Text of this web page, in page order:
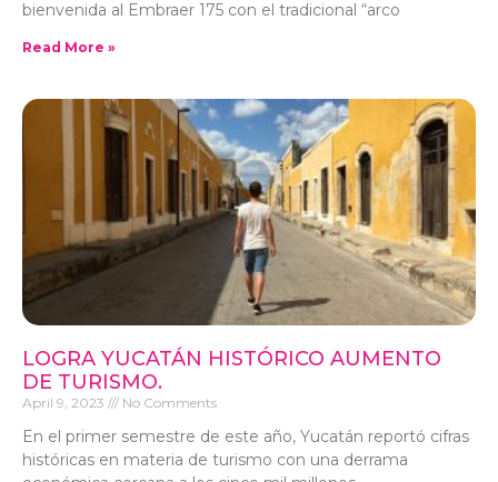
bienvenida al Embraer 175 con el tradicional “arco
Read More »
LOGRA YUCATÁN HISTÓRICO AUMENTO
DE TURISMO.
April 9, 2023 No Comments
En el primer semestre de este año, Yucatán reportó cifras
históricas en materia de turismo con una derrama